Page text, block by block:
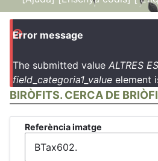
Error message
The submitted value ALTRES
field_categoria1_value element
BIRÒFITS. CERCA DE
Referència imatge